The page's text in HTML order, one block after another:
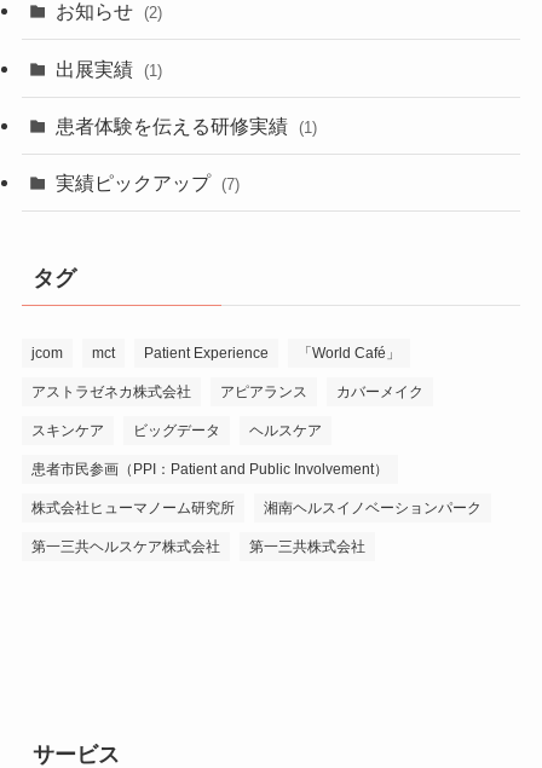
お知らせ (2)
出展実績 (1)
患者体験を伝える研修実績 (1)
実績ピックアップ (7)
タグ
jcom mct Patient Experience 「World Café」
アストラゼネカ株式会社 アピアランス カバーメイク
スキンケア ビッグデータ ヘルスケア
患者市民参画（PPI：Patient and Public Involvement）
株式会社ヒューマノーム研究所 湘南ヘルスイノベーションパーク
第一三共ヘルスケア株式会社 第一三共株式会社
サービス